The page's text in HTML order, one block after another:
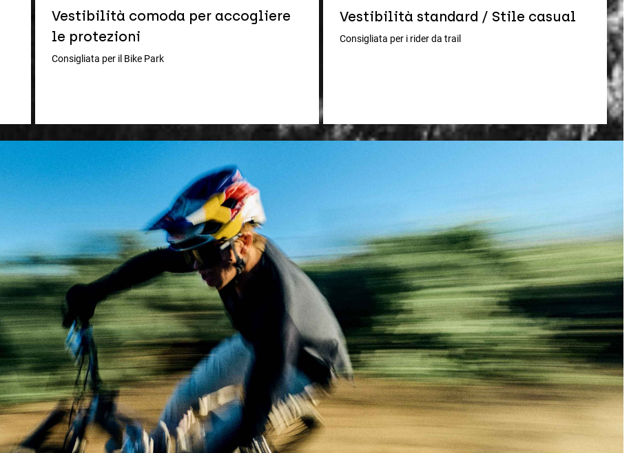
Vestibilità comoda per accogliere
le protezioni
Consigliata per il Bike Park
Vestibilità standard / Stile casual
Consigliata per i rider da trail